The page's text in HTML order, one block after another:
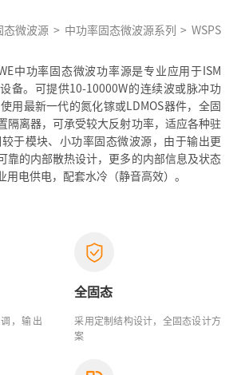
态微波源 > 中功率固态微波源系列 > WSPS-
中功率固态微波功率源是专业应用于ISM
备。可提供10-10000W的连续波或脉冲功
用最新一代的氮化镓或LDMOS器件，全固
隔离器，可承受较大反射功率，适应各种驻
于模块、小功率固态微波源，由于输出更
靠的内部散热设计，更多的内部信息及状态
电供电，配套水冷（静音高效）。
，输出
全固态
采用定制结构设计，全固态设计方
案